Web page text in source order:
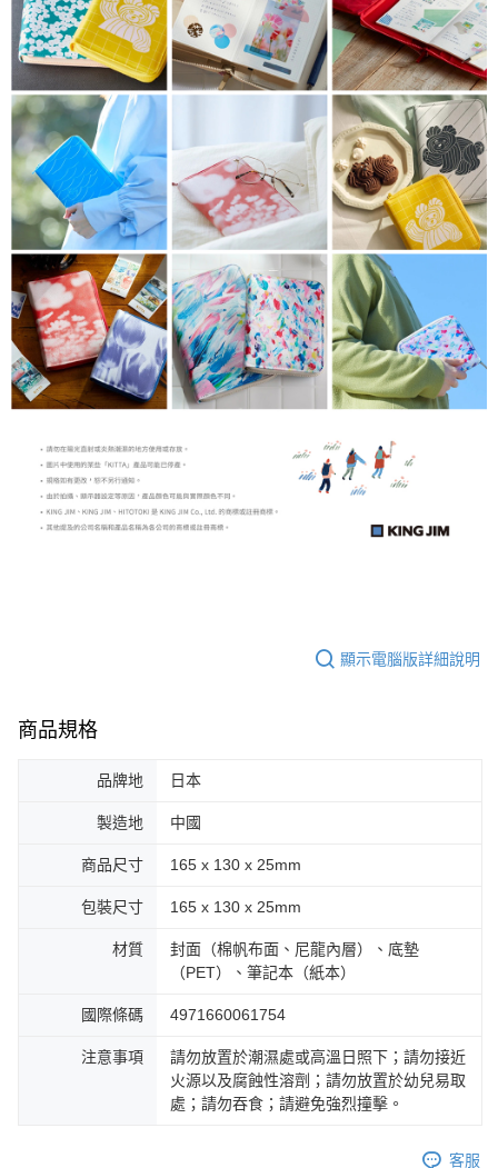
顯示電腦版詳細說明
商品規格
品牌地 日本
製造地 中國
商品尺寸 165 x 130 x 25mm
包裝尺寸 165 x 130 x 25mm
材質
封面（棉帆布面、尼龍內層）、底墊
（PET）、筆記本（紙本）
國際條碼 4971660061754
注意事項
請勿放置於潮濕處或高溫日照下；請勿接近
火源以及腐蝕性溶劑；請勿放置於幼兒易取
處；請勿吞食；請避免強烈撞擊。
客服